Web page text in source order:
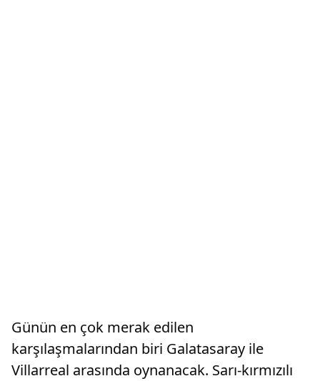
Günün en çok merak edilen
karşılaşmalarından biri Galatasaray ile
Villarreal arasında oynanacak. Sarı-kırmızılı